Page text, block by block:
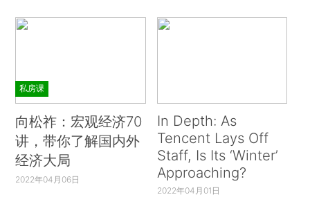
私房课
向松祚：宏观经济70
讲，带你了解国内外
经济大局
2022年04月06日
In Depth: As
Tencent Lays Off
Staff, Is Its ‘Winter’
Approaching?
2022年04月01日